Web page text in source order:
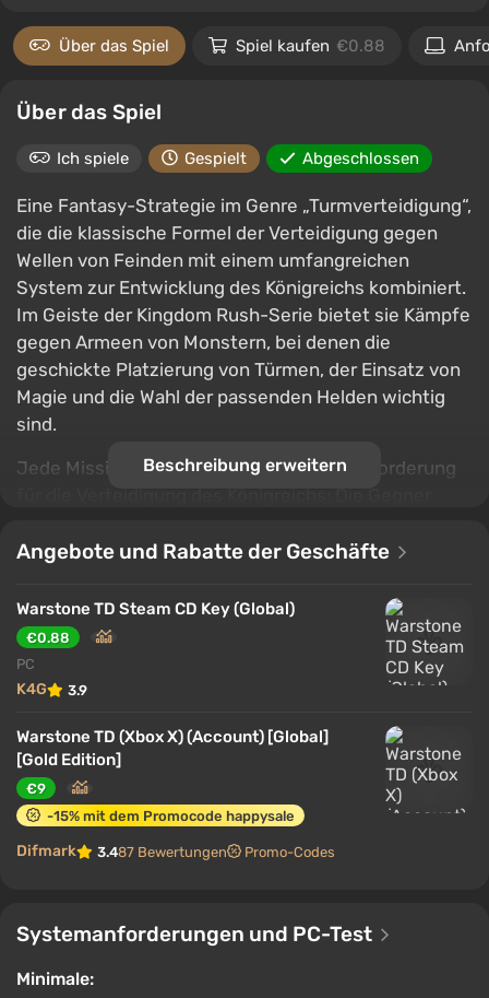
Über das Spiel Spiel kaufen €0.88
Über das Spiel
Ich spiele Gespielt Abgeschlossen
Eine Fantasy-Strategie im Genre „Turmverteidigung“,
die die klassische Formel der Verteidigung gegen
Wellen von Feinden mit einem umfangreichen
System zur Entwicklung des Königreichs kombiniert.
Im Geiste der Kingdom Rush-Serie bietet sie Kämpfe
gegen Armeen von Monstern, bei denen die
geschickte Platzierung von Türmen, der Einsatz von
Magie und die Wahl der passenden Helden wichtig
sind.
Jede Mission wird zu einer neuen Herausforderung
mit Verbesserungen, Kombinationen von Gebäuden
die eigene Stadt, neue Möglichkeiten werden
eröffnet und die Kräfte der Armee werden gestärkt,
wodurch einzelne Schlachten Teil eines großen
Abenteuers werden.
Beschreibung erweitern
Angebote und Rabatte der Geschäfte
Warstone TD Steam CD Key (Global)
€0.88
PC
K4G 3.9
Warstone TD (Xbox X) (Account) [Global]
[Gold Edition]
€9
-15% mit dem Promocode happysale
Difmark 3.487 Bewertungen Promo-Codes
Systemanforderungen und PC-Test
Minimale: